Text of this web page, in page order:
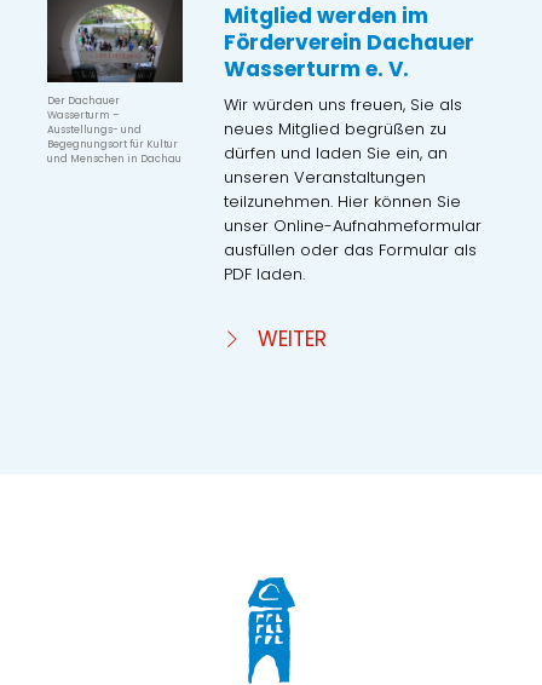
Der Dachauer
Wasserturm –
Ausstellungs- und
Begegnungsort für Kultur
und Menschen in Dachau
Mitglied werden im
Förderverein Dachauer
Wasserturm e. V.
Wir würden uns freuen, Sie als
neues Mitglied begrüßen zu
dürfen und laden Sie ein, an
unseren Veranstaltungen
teilzunehmen. Hier können Sie
unser Online-Aufnahmeformular
ausfüllen oder das Formular als
PDF laden.
WEITER